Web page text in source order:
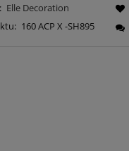
Elle Decoration
160 ACP X -SH895